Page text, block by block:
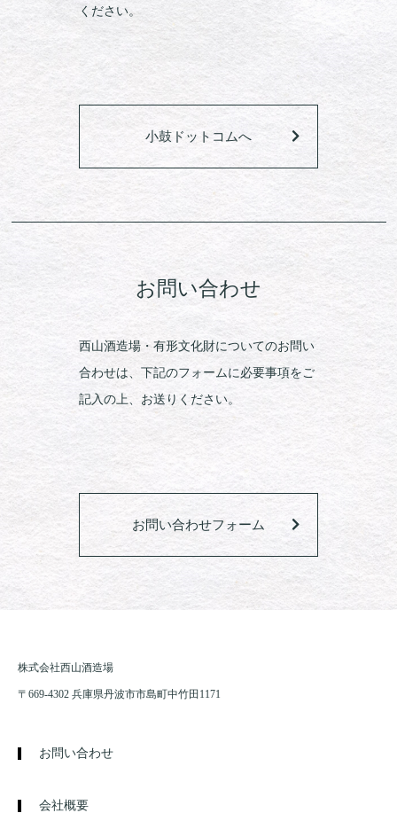
ください。
小鼓ドットコムへ
お問い合わせ
西山酒造場・有形文化財についてのお問い
合わせは、下記のフォームに必要事項をご
記入の上、お送りください。
お問い合わせフォーム
株式会社西山酒造場
〒669-4302 兵庫県丹波市市島町中竹田1171
お問い合わせ
会社概要